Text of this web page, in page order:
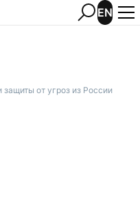
EN
защиты от угроз из России